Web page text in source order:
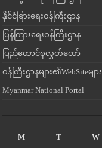
နိုင်ငံခြားရေးဝန်ကြီးဌာန
ပြန်ကြားရေးဝန်ကြီးဌာန
ပြည်ထောင်စုလွှတ်တော်
ဝန်ကြီးဌာနများ၏WebSiteများ
Myanmar National Portal
M
T W